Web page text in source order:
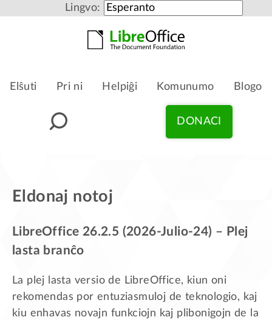
Lingvo:
Elŝuti Pri ni Helpiĝi Komunumo Blogo
DONACI
Eldonaj notoj
LibreOffice 26.2.5 (2026-Julio-24) – Plej
lasta branĉo
La plej lasta versio de LibreOffice, kiun oni
rekomendas por entuziasmuloj de teknologio, kaj
kiu enhavas novajn funkciojn kaj plibonigojn de la